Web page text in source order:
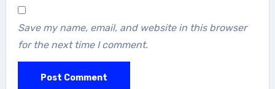
Save my name, email, and website in this browser
for the next time I comment.